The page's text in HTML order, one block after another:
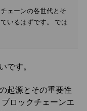
ェーンの各世代とそ
いるはずです。 では
です。
起源とその重要性
ロックチェーンエ